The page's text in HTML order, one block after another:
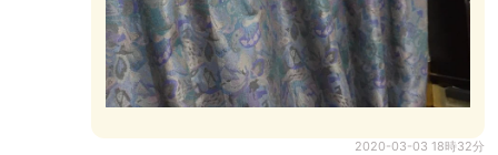
2020-03-03 18時32分